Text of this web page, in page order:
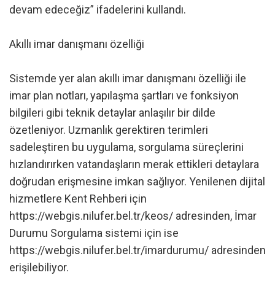
devam edeceğiz” ifadelerini kullandı.
Akıllı imar danışmanı özelliği
Sistemde yer alan akıllı imar danışmanı özelliği ile
imar plan notları, yapılaşma şartları ve fonksiyon
bilgileri gibi teknik detaylar anlaşılır bir dilde
özetleniyor. Uzmanlık gerektiren terimleri
sadeleştiren bu uygulama, sorgulama süreçlerini
hızlandırırken vatandaşların merak ettikleri detaylara
doğrudan erişmesine imkan sağlıyor. Yenilenen dijital
hizmetlere Kent Rehberi için
https://webgis.nilufer.bel.tr/keos/ adresinden, İmar
Durumu Sorgulama sistemi için ise
https://webgis.nilufer.bel.tr/imardurumu/ adresinden
erişilebiliyor.